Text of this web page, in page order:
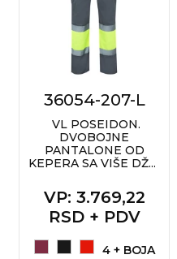
36054-207-L
VL POSEIDON.
DVOBOJNE
PANTALONE OD
KEPERA SA VIŠE DŽ...
VP: 3.769,22
RSD + PDV
4 + BOJA